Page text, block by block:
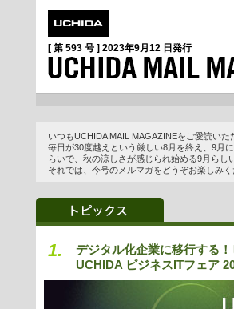
[ 第 593 号 ] 2023年9月12 日 発行
いつもUCHIDA MAIL MAGAZINEをご愛読い
毎日が30度越えという厳しい8月を終え、9月
らいで、秋の涼しさが感じられ始める9月ら
それでは、今号のメルマガをどうぞお楽しみ
1.
デジタル化企業に移行する
UCHIDA ビジネスITフェア